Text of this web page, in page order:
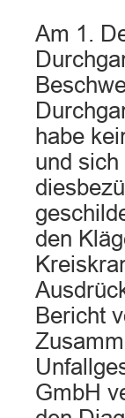
Am 1.
habe
und
den
Bericht
GmbH